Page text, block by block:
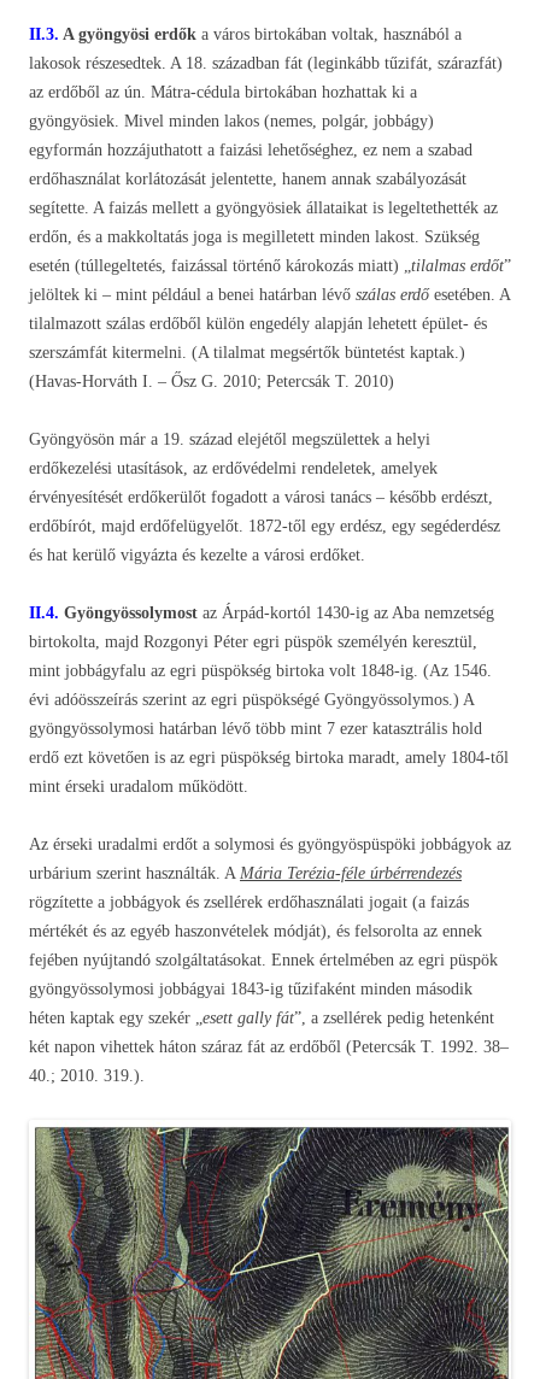
II.3. A gyöngyösi erdők a város birtokában voltak, hasznából a
lakosok részesedtek. A 18. században fát (leginkább tűzifát, szárazfát)
az erdőből az ún. Mátra-cédula birtokában hozhattak ki a
gyöngyösiek. Mivel minden lakos (nemes, polgár, jobbágy)
egyformán hozzájuthatott a faizási lehetőséghez, ez nem a szabad
erdőhasználat korlátozását jelentette, hanem annak szabályozását
segítette. A faizás mellett a gyöngyösiek állataikat is legeltethették az
erdőn, és a makkoltatás joga is megilletett minden lakost. Szükség
esetén (túllegeltetés, faizással történő károkozás miatt) „ tilalmas erdőt”
jelöltek ki – mint például a benei határban lévő szálas erdőesetében. A
tilalmazott szálas erdőből külön engedély alapján lehetett épület- és
szerszámfát kitermelni. (A tilalmat megsértők büntetést kaptak.)
(Havas-Horváth I. – Ősz G. 2010; Petercsák T. 2010)
Gyöngyösön már a 19. század elejétől megszülettek a helyi
erdőkezelési utasítások, az erdővédelmi rendeletek, amelyek
érvényesítését erdőkerülőt fogadott a városi tanács – később erdészt,
erdőbírót, majd erdőfelügyelőt. 1872-től egy erdész, egy segéderdész
és hat kerülő vigyázta és kezelte a városi erdőket.
II.4. Gyöngyössolymost az Árpád-kortól 1430-ig az Aba nemzetség
birtokolta, majd Rozgonyi Péter egri püspök személyén keresztül,
mint jobbágyfalu az egri püspökség birtoka volt 1848-ig. (Az 1546.
évi adóösszeírás szerint az egri püspökségé Gyöngyössolymos.) A
gyöngyössolymosi határban lévő több mint 7 ezer katasztrális hold
erdő ezt követően is az egri püspökség birtoka maradt, amely 1804-től
mint érseki uradalom működött.
Az érseki uradalmi erdőt a solymosi és gyöngyöspüspöki jobbágyok az
urbárium szerint használták. A Mária Terézia-féle úrbérrendezés
rögzítette a jobbágyok és zsellérek erdőhasználati jogait (a faizás
mértékét és az egyéb haszonvételek módját), és felsorolta az ennek
fejében nyújtandó szolgáltatásokat. Ennek értelmében az egri püspök
gyöngyössolymosi jobbágyai 1843-ig tűzifaként minden második
héten kaptak egy szekér „ esett gally fát”, a zsellérek pedig hetenként
két napon vihettek háton száraz fát az erdőből (Petercsák T. 1992. 38–
40.; 2010. 319.).